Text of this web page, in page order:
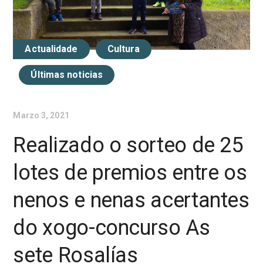
Actualidade Cultura
Últimas noticias
Marzo 3, 2021
Realizado o sorteo de 25
lotes de premios entre os
nenos e nenas acertantes
do xogo-concurso As
sete Rosalías